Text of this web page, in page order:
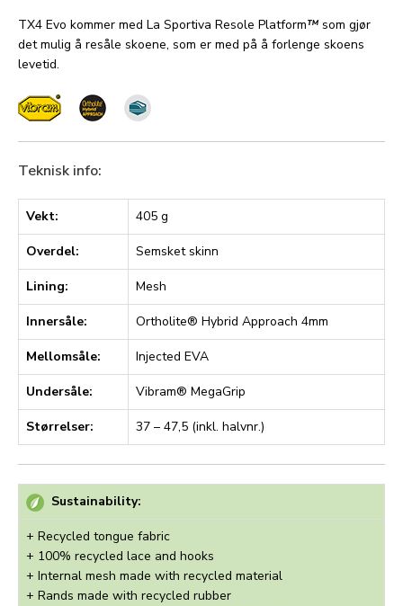
TX4 Evo kommer med La Sportiva Resole Platform™ som gjør
det mulig å resåle skoene, som er med på å forlenge skoens
levetid.
Teknisk info:
Vekt: 405 g
Overdel: Semsket skinn
Lining: Mesh
Innersåle: Ortholite® Hybrid Approach 4mm
Mellomsåle: Injected EVA
Undersåle: Vibram® MegaGrip
Størrelser: 37 – 47,5 (inkl. halvnr.)
Sustainability:
+ Recycled tongue fabric
+ 100% recycled lace and hooks
+ Internal mesh made with recycled material
+ Rands made with recycled rubber